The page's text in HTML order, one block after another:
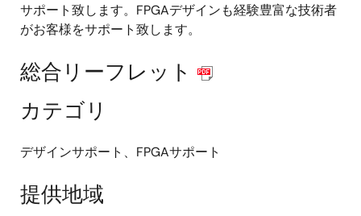
サポート致します。FPGAデザインも経験豊富な技術者
がお客様をサポート致します。
総合リーフレット
カテゴリ
デザインサポート、FPGAサポート
提供地域